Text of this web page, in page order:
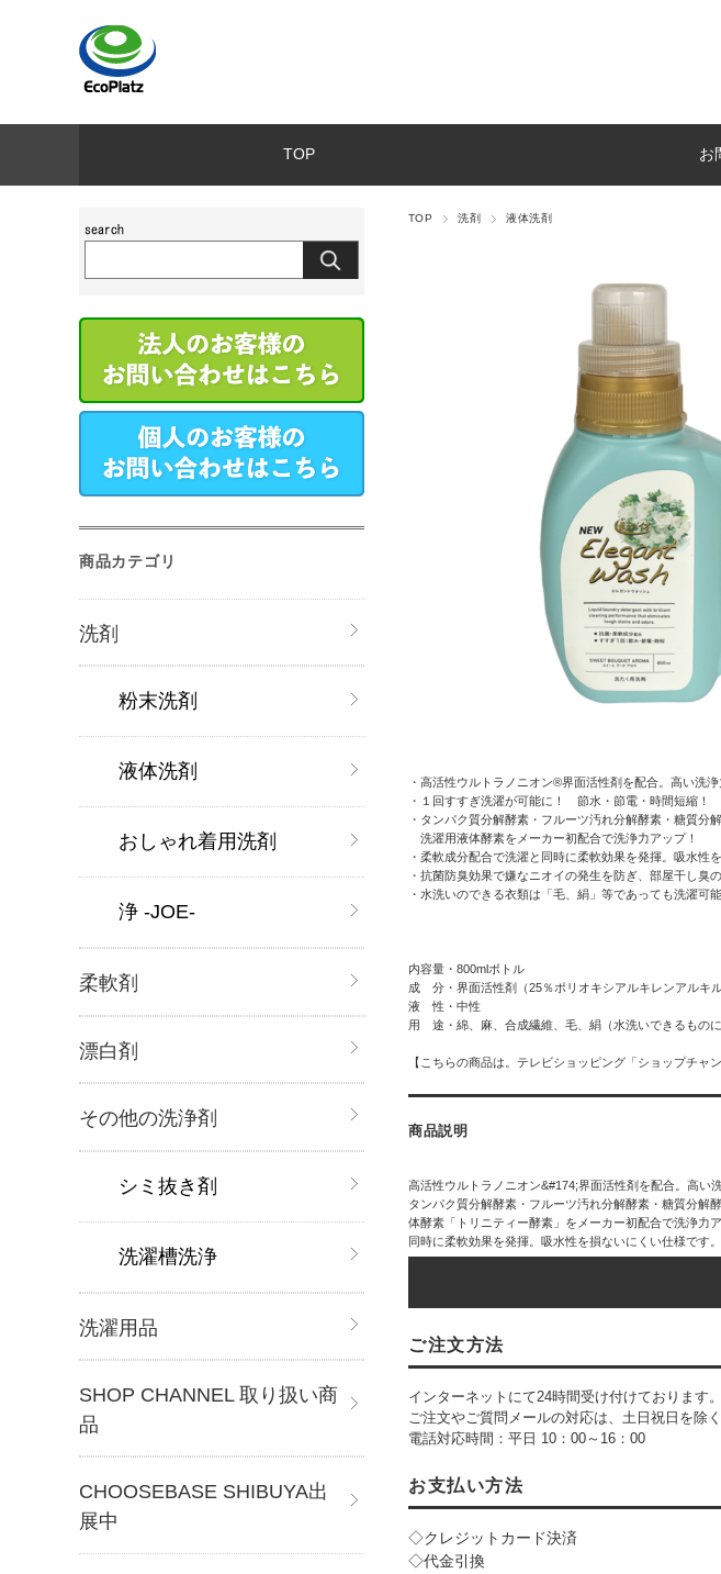
TOP お
TOP 洗剤 液体洗剤
・高活性ウルトラノニオン®界面活性剤を配合。高い洗浄
・１回すすぎ洗濯が可能に！ 節水・節電・時間短縮！
・タンパク質分解酵素・フルーツ汚れ分解酵素・糖質分
洗濯用液体酵素をメーカー初配合で洗浄力アップ！
・柔軟成分配合で洗濯と同時に柔軟効果を発揮。吸水性
・抗菌防臭効果で嫌なニオイの発生を防ぎ、部屋干し臭
・水洗いのできる衣類は「毛、絹」等であっても洗濯可
内容量・800mlボトル
成 分・界面活性剤（25％ポリオキシアルキレンアルキ
液 性・中性
用 途・綿、麻、合成繊維、毛、絹（水洗いできるものに
【こちらの商品は。テレビショッピング「ショップチャ
商品説明
高活性ウルトラノニオン&#174;界面活性剤を配合。高い
タンパク質分解酵素・フルーツ汚れ分解酵素・糖質分解
体酵素「トリニティー酵素」をメーカー初配合で洗浄力
同時に柔軟効果を発揮。吸水性を損ないにくい仕様です。
ご注文方法
インターネットにて24時間受け付けております。
ご注文やご質問メールの対応は、土日祝日を除
電話対応時間：平日 10：00～16：00
お支払い方法
◇クレジットカード決済
◇代金引換
商品カテゴリ
洗剤
粉末洗剤
液体洗剤
おしゃれ着用洗剤
浄 -JOE-
柔軟剤
漂白剤
その他の洗浄剤
シミ抜き剤
洗濯槽洗浄
洗濯用品
SHOP CHANNEL 取り扱い商
品
CHOOSEBASE SHIBUYA出
展中